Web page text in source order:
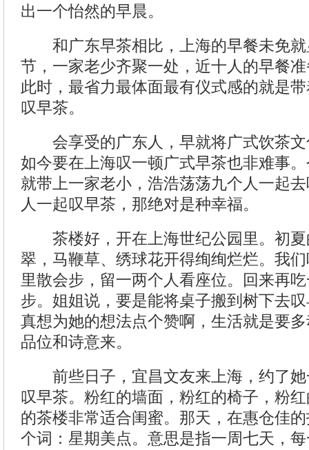
出一个怡然的早晨。
和广东早茶相比，上海的早餐未免就
节，一家老少齐聚一处，近十人的早餐
此时，最省力最体面最有仪式感的就是
叹早茶。
会享受的广东人，早就将广式饮茶文
如今要在上海叹一顿广式早茶也非难事
就带上一家老小，浩浩荡荡九个人一起
人一起叹早茶，那绝对是种幸福。
茶楼好，开在上海世纪公园里。初夏
翠，马鞭草、绣球花开得绚绚烂烂。我
里散会步，留一两个人看座位。回来再
步。姐姐说，要是能将桌子搬到树下去
真想为她的想法点个赞啊，生活就是要
品位和诗意来。
前些日子，宜昌文友来上海，约了她
叹早茶。粉红的墙面，粉红的椅子，粉
的茶楼非常适合闺蜜。那天，在惠仓佳
个词：星期美点。意思是指一周七天，